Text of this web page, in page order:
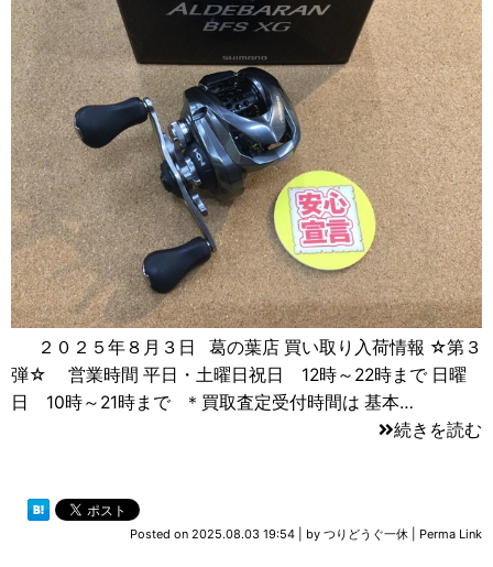
２０２５年８月３日 葛の葉店 買い取り入荷情報 ☆第３
弾☆ 営業時間 平日・土曜日祝日 12時～22時まで 日曜
日 10時～21時まで ＊買取査定受付時間は 基本…
続きを読む
Posted on 2025.08.03 19:54 by つりどうぐ一休 Perma Link